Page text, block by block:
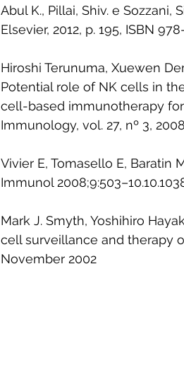
Abul K., Pillai, Shiv. e
Elsevier, 2012, p. 195, ISBN
Hiroshi Terunuma, Xuewen
Potential role of NK cells in
cell-based immunotherapy
Immunology, vol. 27, nº 3, 2008
Vivier E, Tomasello E, Baratin
Immunol
Mark J. Smyth, Yoshihiro
cell surveillance and therapy
November 2002